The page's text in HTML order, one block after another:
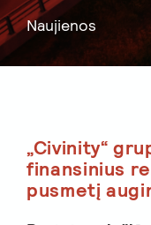
Naujienos
„Civinity“
finansinius
pusmetį